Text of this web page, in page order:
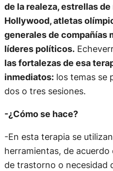
de la realeza, estrellas
Hollywood, atletas
generales de compañías
líderes políticos.
las fortalezas de esa
inmediatos:los temas se
dos o tres sesiones.
-¿Cómo se hace?
-En esta terapia se
herramientas, de
de trastorno o necesidad